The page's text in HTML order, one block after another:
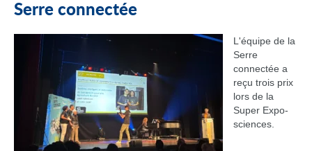
Serre connectée
L'équipe de la
Serre
connectée a
reçu trois prix
lors de la
Super Expo-
sciences.